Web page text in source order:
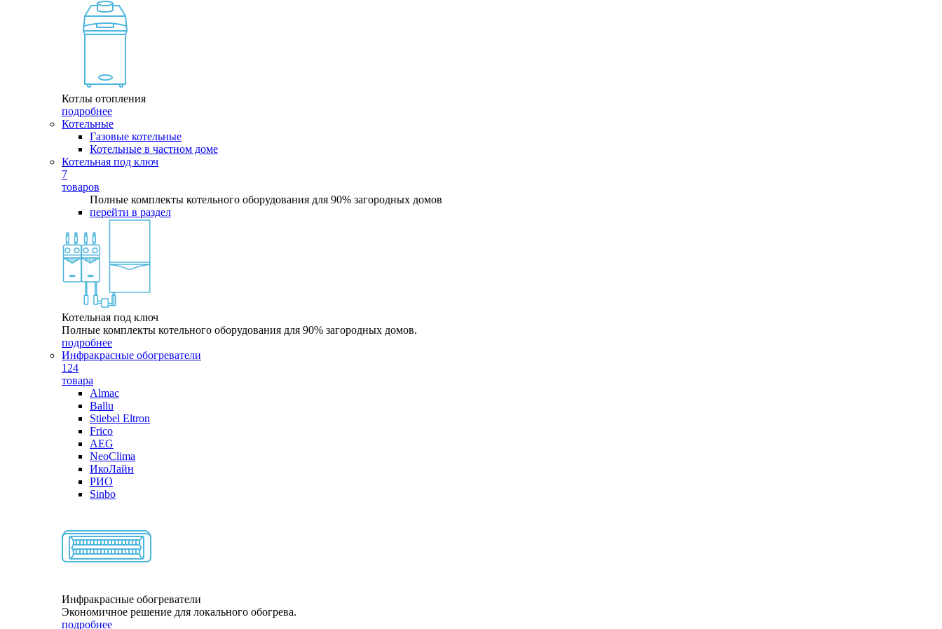
Котлы отопления
подробнее
Котельные
Газовые котельные
Котельные в частном доме
Котельная под ключ
7
товаров
Полные комплекты котельного оборудования для 90% загородных домов
перейти в раздел
Котельная под ключ
Полные комплекты котельного оборудования для 90% загородных домов.
подробнее
Инфракрасные обогреватели
124
товара
Almac
Ballu
Stiebel Eltron
Frico
AEG
NeoClima
ИкоЛайн
РИО
Sinbo
Инфракрасные обогреватели
Экономичное решение для локального обогрева.
подробнее